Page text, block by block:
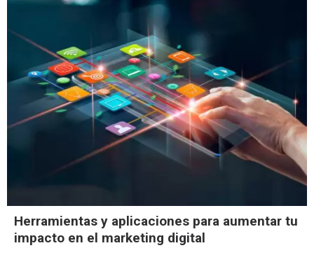
Herramientas y aplicaciones para aumentar tu
impacto en el marketing digital